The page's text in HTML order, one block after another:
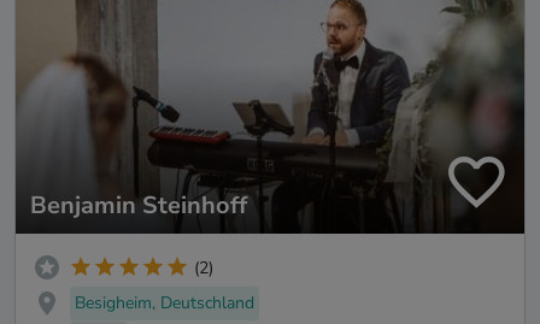
Benjamin Steinhoff
(2)
Besigheim, Deutschland